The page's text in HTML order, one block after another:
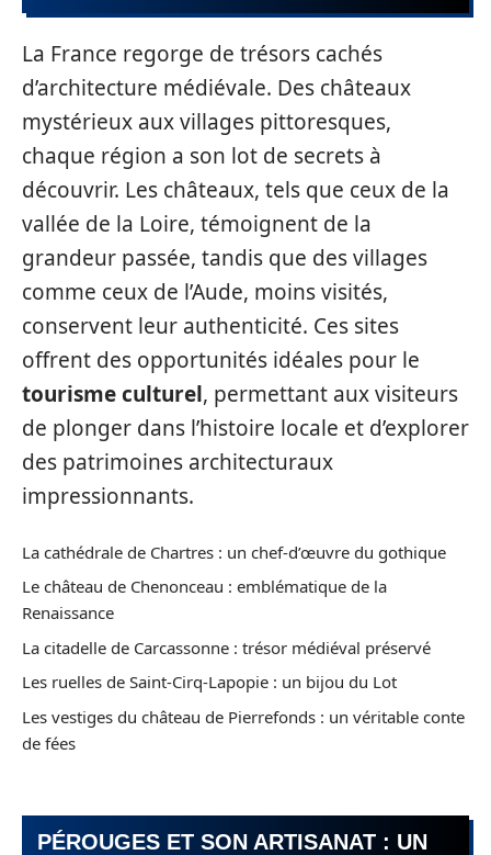
La France regorge de trésors cachés
d’architecture médiévale. Des châteaux
mystérieux aux villages pittoresques,
chaque région a son lot de secrets à
découvrir. Les châteaux, tels que ceux de la
vallée de la Loire, témoignent de la
grandeur passée, tandis que des villages
comme ceux de l’Aude, moins visités,
conservent leur authenticité. Ces sites
offrent des opportunités idéales pour le
tourisme culturel, permettant aux visiteurs
de plonger dans l’histoire locale et d’explorer
des patrimoines architecturaux
impressionnants.
La cathédrale de Chartres : un chef-d’œuvre du gothique
Le château de Chenonceau : emblématique de la
Renaissance
La citadelle de Carcassonne : trésor médiéval préservé
Les ruelles de Saint-Cirq-Lapopie : un bijou du Lot
Les vestiges du château de Pierrefonds : un véritable conte
de fées
PÉROUGES ET SON ARTISANAT : UN